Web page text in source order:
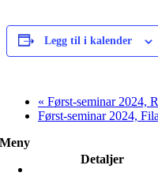
Legg til i kalender
« Først-seminar 2024,
Først-seminar 2024,
Detaljer
Meny